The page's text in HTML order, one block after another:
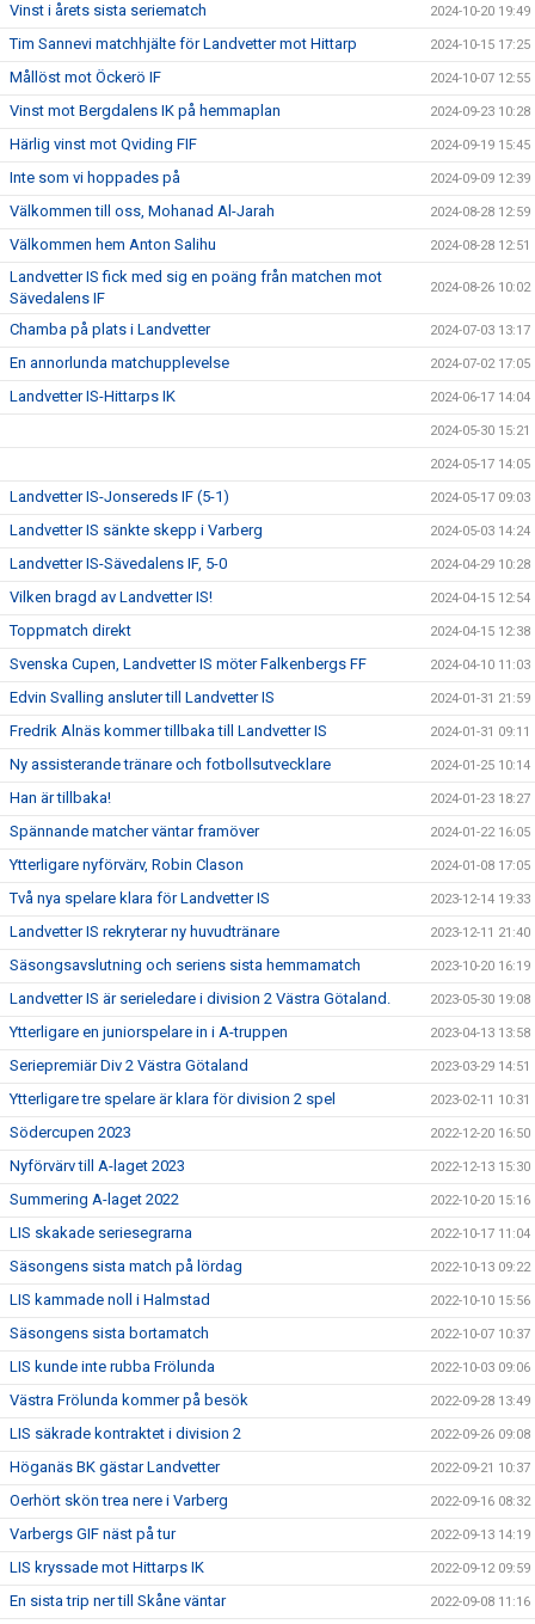
Vinst i årets sista seriematch 2024-10-20 19:49
Tim Sannevi matchhjälte för Landvetter mot Hittarp 2024-10-15 17:25
Mållöst mot Öckerö IF 2024-10-07 12:55
Vinst mot Bergdalens IK på hemmaplan 2024-09-23 10:28
Härlig vinst mot Qviding FIF 2024-09-19 15:45
Inte som vi hoppades på 2024-09-09 12:39
Välkommen till oss, Mohanad Al-Jarah 2024-08-28 12:59
Välkommen hem Anton Salihu 2024-08-28 12:51
Landvetter IS fick med sig en poäng från matchen mot
Sävedalens IF
2024-08-26 10:02
Chamba på plats i Landvetter 2024-07-03 13:17
En annorlunda matchupplevelse 2024-07-02 17:05
Landvetter IS-Hittarps IK 2024-06-17 14:04
2024-05-30 15:21
2024-05-17 14:05
Landvetter IS-Jonsereds IF (5-1) 2024-05-17 09:03
Landvetter IS sänkte skepp i Varberg 2024-05-03 14:24
Landvetter IS-Sävedalens IF, 5-0 2024-04-29 10:28
Vilken bragd av Landvetter IS! 2024-04-15 12:54
Toppmatch direkt 2024-04-15 12:38
Svenska Cupen, Landvetter IS möter Falkenbergs FF 2024-04-10 11:03
Edvin Svalling ansluter till Landvetter IS 2024-01-31 21:59
Fredrik Alnäs kommer tillbaka till Landvetter IS 2024-01-31 09:11
Ny assisterande tränare och fotbollsutvecklare 2024-01-25 10:14
Han är tillbaka! 2024-01-23 18:27
Spännande matcher väntar framöver 2024-01-22 16:05
Ytterligare nyförvärv, Robin Clason 2024-01-08 17:05
Två nya spelare klara för Landvetter IS 2023-12-14 19:33
Landvetter IS rekryterar ny huvudtränare 2023-12-11 21:40
Säsongsavslutning och seriens sista hemmamatch 2023-10-20 16:19
Landvetter IS är serieledare i division 2 Västra Götaland. 2023-05-30 19:08
Ytterligare en juniorspelare in i A-truppen 2023-04-13 13:58
Seriepremiär Div 2 Västra Götaland 2023-03-29 14:51
Ytterligare tre spelare är klara för division 2 spel 2023-02-11 10:31
Södercupen 2023 2022-12-20 16:50
Nyförvärv till A-laget 2023 2022-12-13 15:30
Summering A-laget 2022 2022-10-20 15:16
LIS skakade seriesegrarna 2022-10-17 11:04
Säsongens sista match på lördag 2022-10-13 09:22
LIS kammade noll i Halmstad 2022-10-10 15:56
Säsongens sista bortamatch 2022-10-07 10:37
LIS kunde inte rubba Frölunda 2022-10-03 09:06
Västra Frölunda kommer på besök 2022-09-28 13:49
LIS säkrade kontraktet i division 2 2022-09-26 09:08
Höganäs BK gästar Landvetter 2022-09-21 10:37
Oerhört skön trea nere i Varberg 2022-09-16 08:32
Varbergs GIF näst på tur 2022-09-13 14:19
LIS kryssade mot Hittarps IK 2022-09-12 09:59
En sista trip ner till Skåne väntar 2022-09-08 11:16